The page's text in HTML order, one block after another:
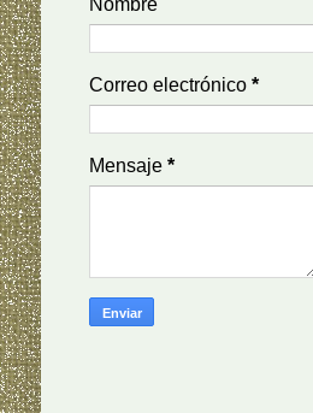
Nombre
Correo electrónico *
Mensaje *